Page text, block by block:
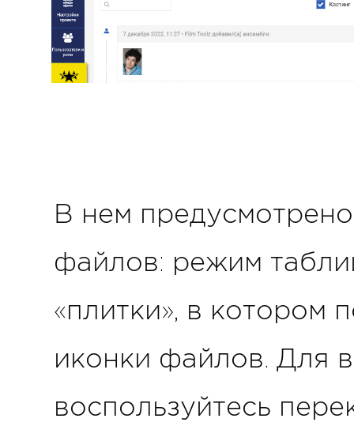
В нем
файлов: режим
«плитки», в котором
иконки файлов. Для
воспользуйтесь